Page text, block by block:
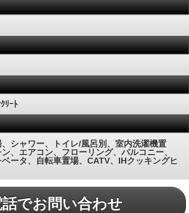
ﾘｰﾄ
シャワー、トイレ/風呂別、室内洗濯機置
、エアコン、フローリング、バルコニー、
ータ、自転車置場、CATV、IHクッキングヒ
話でお問い合わせ